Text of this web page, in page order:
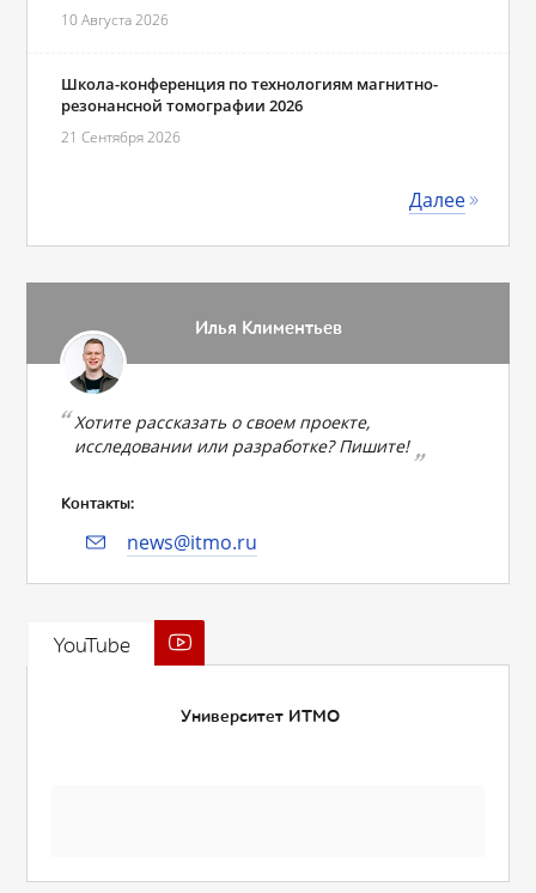
10 Августа 2026
Школа-конференция по технологиям магнитно-
резонансной томографии 2026
21 Сентября 2026
Далее
Илья Климентьев
Хотите рассказать о своем проекте,
исследовании или разработке? Пишите!
Контакты:
news@itmo.ru
YouTube
Университет ИТМО